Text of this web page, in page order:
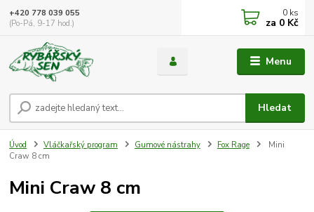
Menu
Hledat
+420 778 039 055
(Po-Pá, 9-17 hod.)
0 ks
za 0 Kč
Úvod Vláčkařský program Gumové nástrahy Fox Rage
Mini
Craw 8 cm
Mini Craw 8 cm